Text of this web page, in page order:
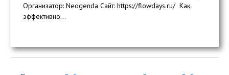
Организатор: Neogenda Сайт: https://flowdays.ru/ Как
эффективно...